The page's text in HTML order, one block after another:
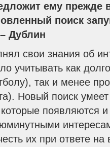
ему прежде
поиск
Дублин
свои знания об
учитывать как
так и менее
Новый поиск
появляются и
их при ответе на